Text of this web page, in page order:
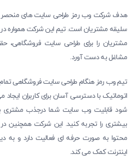
هدف شرکت وب رمز طراحی سایت های منحصر به
سلیقه مشتریان است. تیم این شرکت همواره
مشتریان را برای طراحی سایت فروشگاهی،
مشاغل به دست آورد.
تیم وب رمز هنگام طراحی سایت فروشگاهی
اتوماتیک با دسترسی آسان برای کاربران
شود قابلیت وب سایت شما درجذب مشتری
بیشتری را تجربه کنید. این شرکت همچنین
محتوا به صورت حرفه ای فعالیت دارد و به
اینترنت کمک می کند.